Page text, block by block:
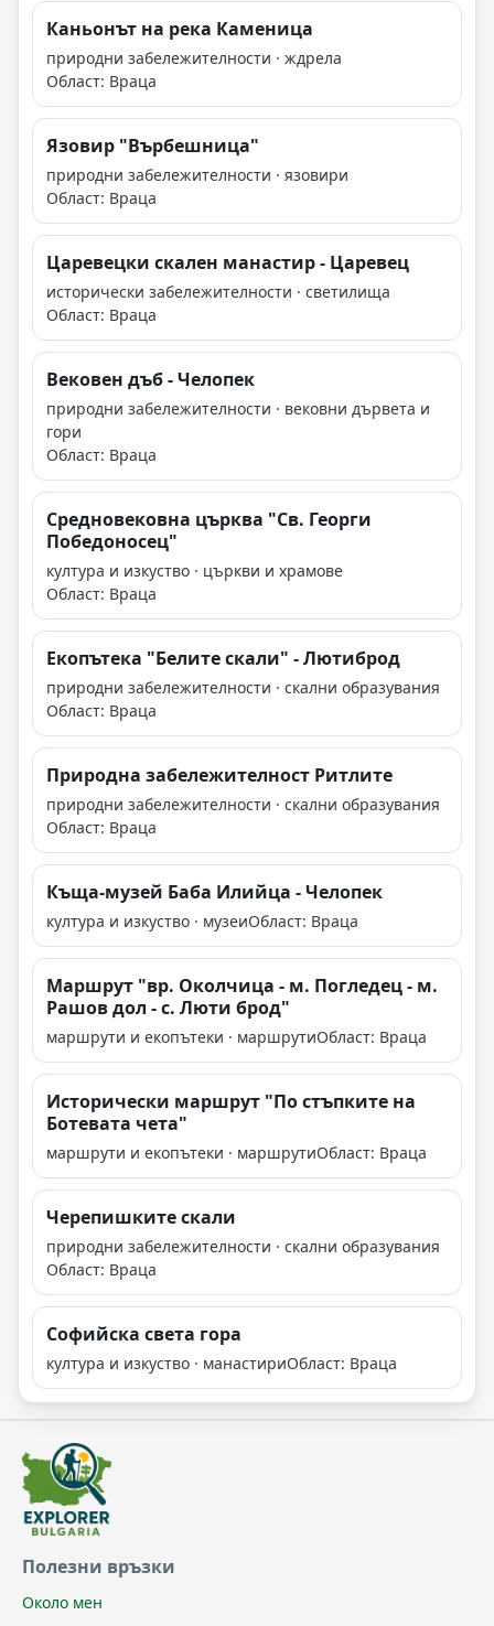
Каньонът на река Каменица
природни забележителности · ждрела
Област: Враца
Язовир "Върбешница"
природни забележителности · язовири
Област: Враца
Царевецки скален манастир - Царевец
исторически забележителности · светилища
Област: Враца
Вековен дъб - Челопек
природни забележителности · вековни дървета и
гори
Област: Враца
Средновековна църква "Св. Георги
Победоносец"
култура и изкуство · църкви и храмове
Област: Враца
Екопътека "Белите скали" - Лютиброд
природни забележителности · скални образувания
Област: Враца
Природна забележителност Ритлите
природни забележителности · скални образувания
Област: Враца
Къща-музей Баба Илийца - Челопек
култура и изкуство · музеиОбласт: Враца
Маршрут "вр. Околчица - м. Погледец - м.
Рашов дол - с. Люти брод"
маршрути и екопътеки · маршрутиОбласт: Враца
Исторически маршрут "По стъпките на
Ботевата чета"
маршрути и екопътеки · маршрутиОбласт: Враца
Черепишките скали
природни забележителности · скални образувания
Област: Враца
Софийска света гора
култура и изкуство · манастириОбласт: Враца
Полезни връзки
Около мен